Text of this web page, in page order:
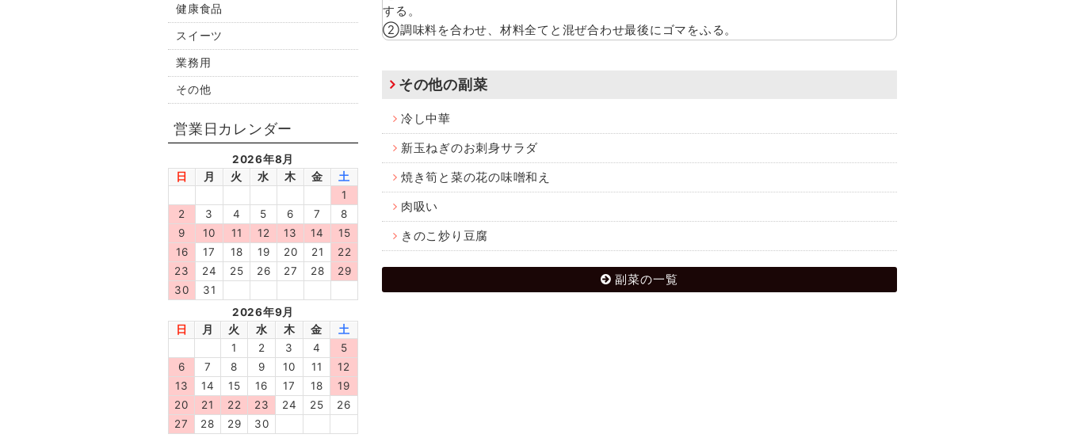
する。
②調味料を合わせ、材料全てと混ぜ合わせ最後にゴマをふる。
その他の副菜
冷し中華
新玉ねぎのお刺身サラダ
焼き筍と菜の花の味噌和え
肉吸い
きのこ炒り豆腐
副菜の一覧
健康食品
スイーツ
業務用
その他